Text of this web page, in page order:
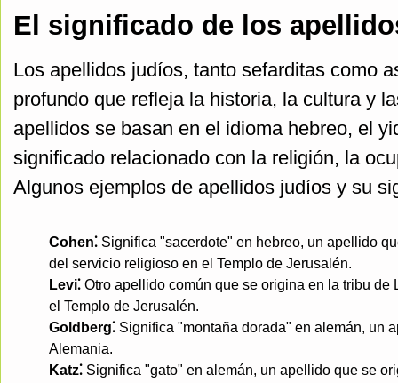
El significado de los
Los apellidos judíos, tanto sefarditas como
profundo que refleja la historia, la cultura y
apellidos se basan en el idioma hebreo, el
significado relacionado con la religión, la
Algunos ejemplos de apellidos judíos y su
Cohen⁚ Significa "sacerdote" en hebreo, un apellido
del servicio religioso en el Templo de Jerusalén.
Levi⁚ Otro apellido común que se origina en la tribu
el Templo de Jerusalén.
Goldberg⁚ Significa "montaña dorada" en alemán, un
Alemania.
Katz⁚ Significa "gato" en alemán, un apellido que se